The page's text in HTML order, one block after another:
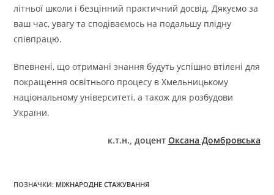
літньої школи і безцінний практичний досвід. Дякуємо за
ваш час, увагу та сподіваємось на подальшу плідну
співпрацю.
Впевнені, що отримані знання будуть успішно втілені для
покращення освітнього процесу в Хмельницькому
національному університеті, а також для розбудови
України.
к.т.н., доцент Оксана Домбровська
ПОЗНАЧКИ: МІЖНАРОДНЕ СТАЖУВАННЯ